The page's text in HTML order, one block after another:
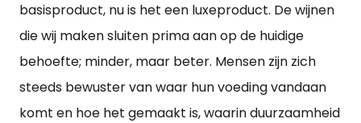
basisproduct, nu is het een luxeproduct. De wijnen
die wij maken sluiten prima aan op de huidige
behoefte; minder, maar beter. Mensen zijn zich
steeds bewuster van waar hun voeding vandaan
komt en hoe het gemaakt is, waarin duurzaamheid